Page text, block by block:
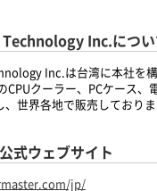
Inc.につい
Inc.は台湾に本社を
CPUクーラー、PCケース、
世界各地で販売しておりま
式ウェブサイト
jp/